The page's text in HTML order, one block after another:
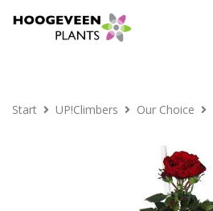
Start UP!Climbers Our Choice